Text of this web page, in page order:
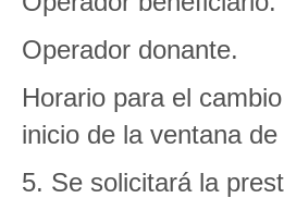
Operador donante.
Horario para el
inicio de la ventana
5. Se solicitará la